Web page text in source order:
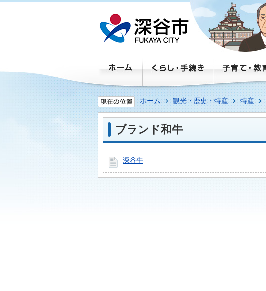
ホーム 観光・歴史・特産 特産
ブランド和牛
深谷牛